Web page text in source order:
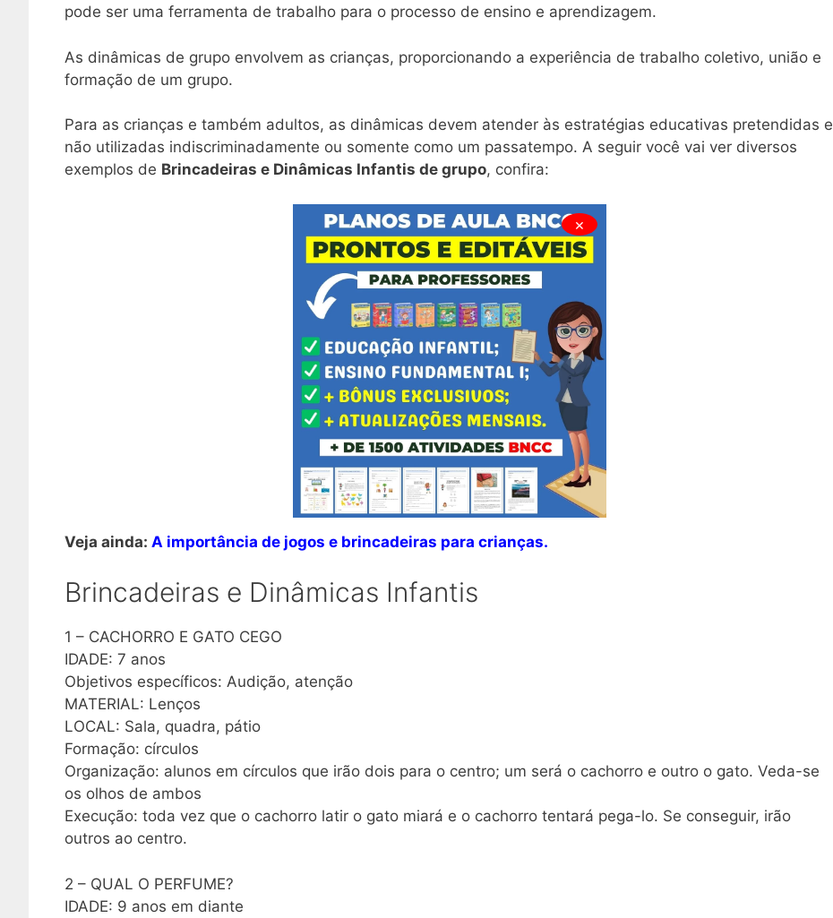
pode ser uma ferramenta de trabalho para o processo de ensino e aprendizagem.
As dinâmicas de grupo envolvem as crianças, proporcionando a experiência de trabalho coletivo, união e
formação de um grupo.
Para as crianças e também adultos, as dinâmicas devem atender às estratégias educativas pretendidas e
não utilizadas indiscriminadamente ou somente como um passatempo. A seguir você vai ver diversos
exemplos de Brincadeiras e Dinâmicas Infantis de grupo, confira:
×
Veja ainda: A importância de jogos e brincadeiras para crianças.
Brincadeiras e Dinâmicas Infantis
1 – CACHORRO E GATO CEGO
IDADE: 7 anos
Objetivos específicos: Audição, atenção
MATERIAL: Lenços
LOCAL: Sala, quadra, pátio
Formação: círculos
Organização: alunos em círculos que irão dois para o centro; um será o cachorro e outro o gato. Veda-se
os olhos de ambos
Execução: toda vez que o cachorro latir o gato miará e o cachorro tentará pega-lo. Se conseguir, irão
outros ao centro.
2 – QUAL O PERFUME?
IDADE: 9 anos em diante